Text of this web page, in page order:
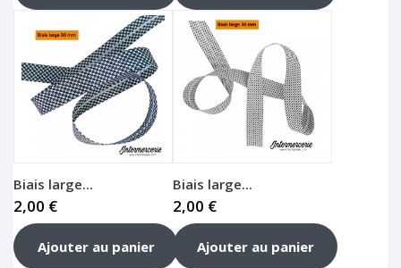
Biais large...
2,00 €
Ajouter au panier
Biais large...
2,00 €
Ajouter au panier